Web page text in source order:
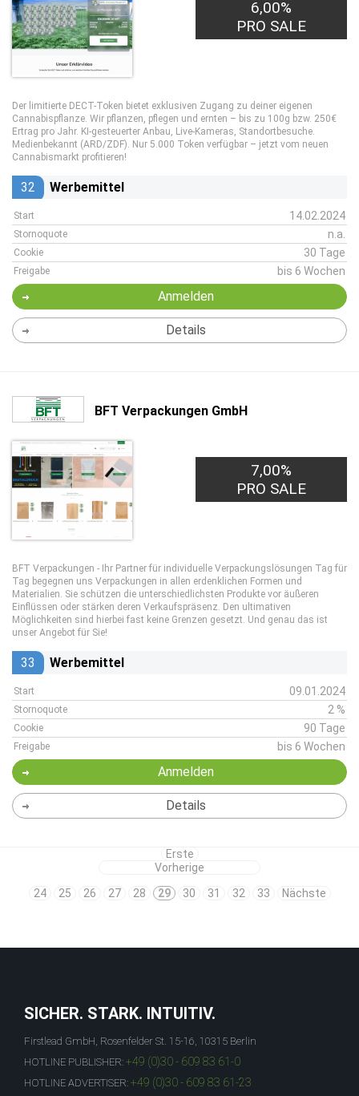
6,00%
PRO SALE
Der limitierte DECT-Token bietet exklusiven Zugang zu deiner eigenen
Cannabispflanze. Wir pflanzen, pflegen und ernten – bis zu 100g bzw. 250€
Ertrag pro Jahr. KI-gesteuerter Anbau, Live-Kameras, Standortbesuche.
Medienbekannt (ARD/ZDF). Nur 5.000 Token verfügbar – jetzt vom neuen
Cannabismarkt profitieren!
32 Werbemittel
Start 14.02.2024
Stornoquote n.a.
Cookie 30 Tage
Freigabe bis 6 Wochen
Anmelden
Details
BFT Verpackungen GmbH
7,00%
PRO SALE
BFT Verpackungen - Ihr Partner für individuelle Verpackungslösungen Tag für
Tag begegnen uns Verpackungen in allen erdenklichen Formen und
Materialien. Sie schützen die unterschiedlichsten Produkte vor äußeren
Einflüssen oder stärken deren Verkaufspräsenz. Den ultimativen
Möglichkeiten sind hierbei fast keine Grenzen gesetzt. Und genau das ist
unser Angebot für Sie!
33 Werbemittel
Start 09.01.2024
Stornoquote 2 %
Cookie 90 Tage
Freigabe bis 6 Wochen
Anmelden
Details
Erste
Vorherige
24
25 26 27 28 29 30 31 32 33 Nächste
SICHER. STARK. INTUITIV.
Firstlead GmbH, Rosenfelder St. 15-16, 10315 Berlin
HOTLINE PUBLISHER: +49 (0)30 - 609 83 61-0
HOTLINE ADVERTISER: +49 (0)30 - 609 83 61-23